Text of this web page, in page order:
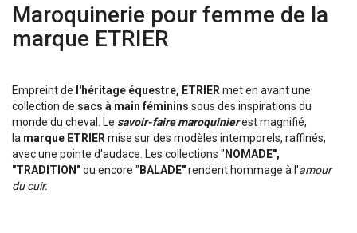
Maroquinerie pour femme de la
marque ETRIER
Empreint de l'héritage équestre, ETRIERmet en avant une
collection de sacs à main féminins sous des inspirations du
monde du cheval. Le savoir-faire maroquinierest magnifié,
la marque ETRIERmise sur des modèles intemporels, raffinés,
avec une pointe d'audace. Les collections " NOMADE",
"TRADITION"ou encore " BALADE"rendent hommage à l'amour
du cuir.